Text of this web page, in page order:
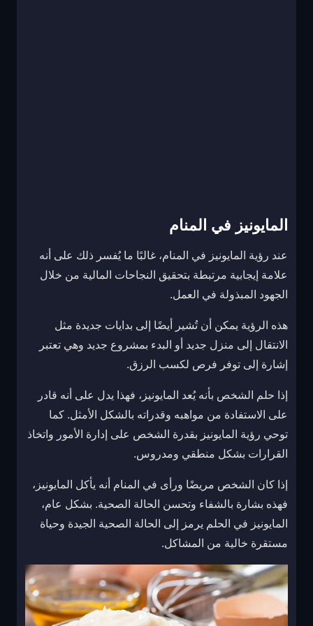
المايونيز في المنام
عند رؤية المايونيز في المنام، غالبًا ما يُفسر ذلك على أنه
علامة إيجابية مرتبطة بتحقيق النجاحات المالية من خلال
الجهود المبذولة في العمل.
هذه الرؤية يمكن أن تُشير أيضًا إلى بدايات جديدة مثل
الانتقال إلى منزل جديد أو البدء بمشروع جديد وهي تعتبر
إشارة إلى توفر فرص لكسب الرزق.
إذا حلم الشخص بأنه يُعد المايونيز، فهذا يدل على أنه قادر
على الاستفادة من مواهبه وقدراته بالشكل الأمثل. كما
توحي رؤية المايونيز بقدرة الشخص على إدارة الأمور واتخاذ
القرارات بشكل منطقي ومدروس.
إذا كان الشخص مريضًا ورأى في المنام أنه يأكل المايونيز،
فهذه بشارة بالشفاء وتحسن الحالة الصحية. بشكل عام،
المايونيز في الحلم يرمز إلى الحالة الصحية الجيدة وحياة
مستقرة خالية من المشاكل.